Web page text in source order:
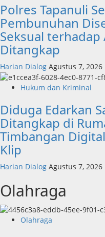
Polres Tapanuli
Pembunuhan
Seksual terhadap
Ditangkap
Harian Dialog Agustus 7, 2026
Hukum dan Kriminal
Diduga Edarkan
Ditangkap di
Timbangan
Klip
Harian Dialog Agustus 7, 2026
Olahraga
Olahraga